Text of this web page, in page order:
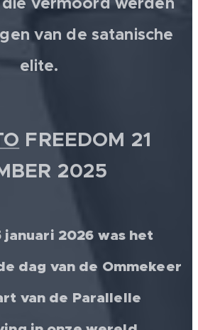
van de satanische
elite.
FREEDOM 21
2025 💫
januari 2026 was het
dag van de Ommekeer
van de Parallelle